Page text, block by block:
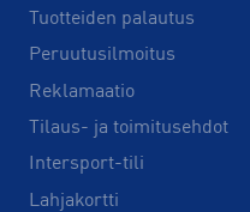
Tuotteiden palautus
Peruutusilmoitus
Reklamaatio
Tilaus- ja toimitusehdot
Intersport-tili
Lahjakortti